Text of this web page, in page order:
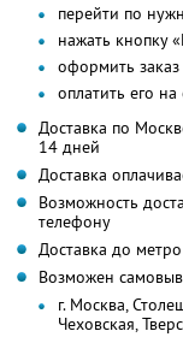
перейти по
нажать кнопку
оформить заказ
оплатить его
Доставка по
14 дней
Доставка
Возможность
телефону
Доставка до
Возможен
г. Москва,
Чеховская,